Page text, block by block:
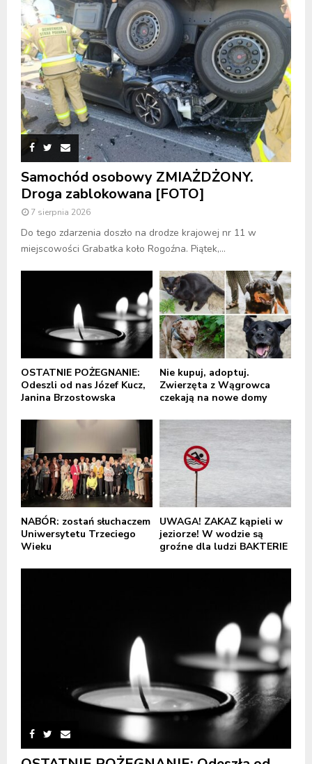
Samochód osobowy ZMIAŻDŻONY.
Droga zablokowana [FOTO]
7 sierpnia 2026
Do tego zdarzenia doszło na drodze krajowej nr 11 w
miejscowości Grabatka koło Rogoźna. Piątek,...
OSTATNIE POŻEGNANIE:
Odeszli od nas Józef Kucz,
Janina Brzostowska
Nie kupuj, adoptuj.
Zwierzęta z Wągrowca
czekają na nowe domy
NABÓR: zostań słuchaczem
Uniwersytetu Trzeciego
Wieku
UWAGA! ZAKAZ kąpieli w
jeziorze! W wodzie są
groźne dla ludzi BAKTERIE